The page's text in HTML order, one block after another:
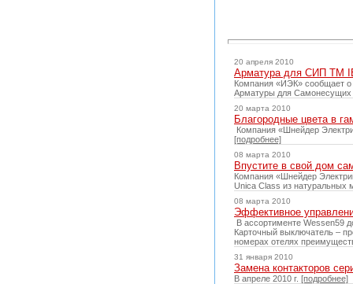
20 апреля 2010
Арматура для СИП ТМ
Компания «ИЭК» сообщает о
Арматуры для
20 марта 2010
Благородные цвета в
Компания «Шнейдер
[подробнее]
08 марта 2010
Впустите в свой дом
Компания «Шнейдер
Unica Class из натуральных
08 марта 2010
Эффективное
В ассортименте Wessen59
Карточный выключатель –
номерах отелях
31 января 2010
Замена контакторов
В апреле 2010 г. [подробнее]